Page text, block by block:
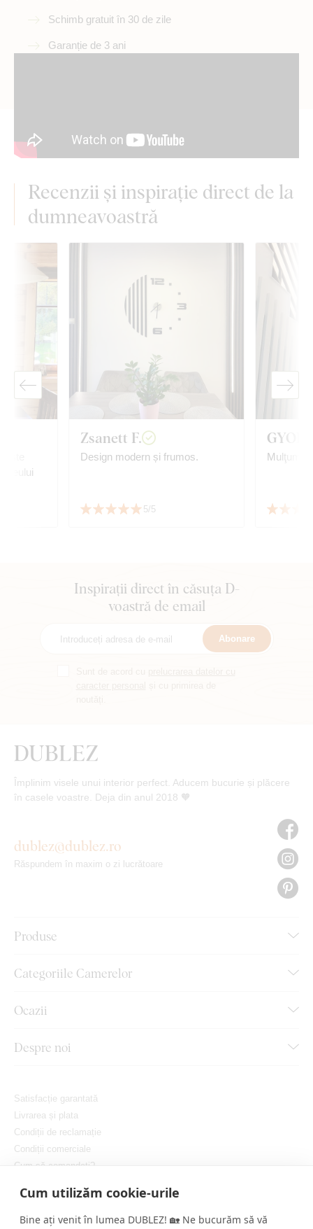
Cum utilizăm cookie-urile
Bine ați venit în lumea DUBLEZ! 🏡 Ne bucurăm să vă
Schimb gratuit în 30 de zile
Garanție de 3 ani
Recenzii și inspirație direct de la
dumneavoastră
leului
Zsanett F.
Design modern și frumos.
5/5
Inspirații direct în căsuța D-
voastră de email
Abonare
Împlinim visele unui interior perfect. Aducem bucurie și plăcere
în casele voastre. Deja din anul 2018 🧡
Produse
Categoriile Camerelor
Ocazii
Despre noi
dublez@dublez.ro
Răspundem în maxim o zi lucrătoare
Satisfacție garantată
Livrarea și plata
Condiții de reclamație
Condiții comerciale
Cum să comandați?
Setați cookie-urile